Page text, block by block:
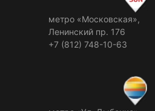
метро «Московская»,
Ленинский пр. 176
+7 (812) 748-10-63